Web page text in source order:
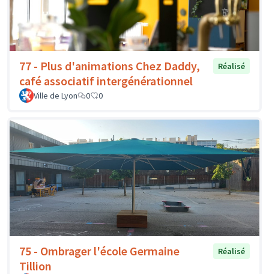
77 - Plus d'animations Chez Daddy,
café associatif intergénérationnel
Réalisé
Ville de Lyon 0 0
75 - Ombrager l'école Germaine
Tillion
Réalisé